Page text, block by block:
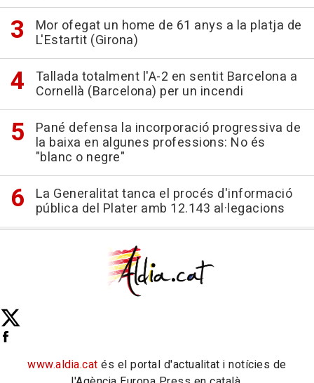
Mor ofegat un home de 61 anys a la platja de
L'Estartit (Girona)
Tallada totalment l'A-2 en sentit Barcelona a
Cornellà (Barcelona) per un incendi
Pané defensa la incorporació progressiva de
la baixa en algunes professions: No és
"blanc o negre"
La Generalitat tanca el procés d'informació
pública del Plater amb 12.143 al·legacions
www.aldia.cat és el portal d'actualitat i notícies de